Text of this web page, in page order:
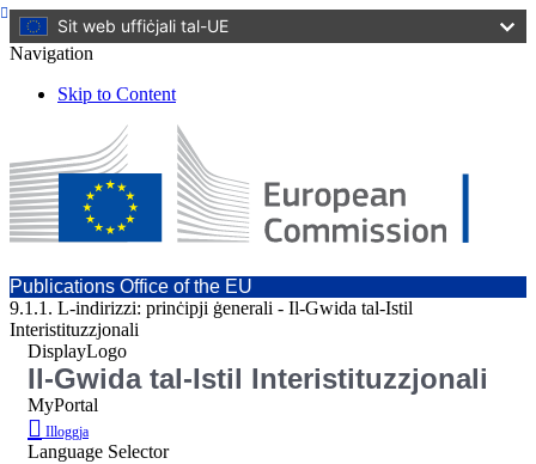
Sit web uffiċjali tal-UE
Navigation
Skip to Content
Publications Office of the EU
9.1.1. L-indirizzi: prinċipji ġenerali - Il-Gwida tal-Istil
Interistituzzjonali
DisplayLogo
Il-Gwida tal-Istil Interistituzzjonali
MyPortal
Illoggja
Language Selector